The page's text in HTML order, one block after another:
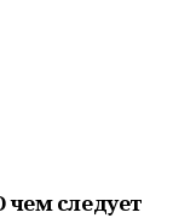
чем следует